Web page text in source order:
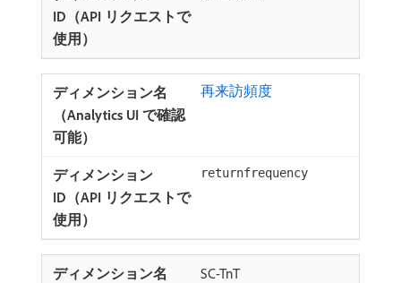
再来訪頻度
returnfrequency
SC-TnT